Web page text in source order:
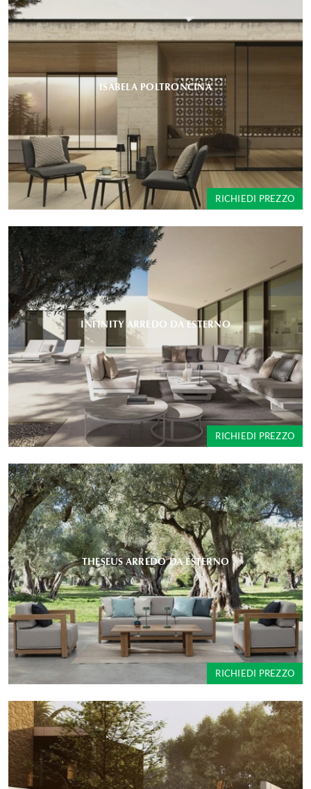
ISABELA POLTRONCINA
RICHIEDI PREZZO
INFINITY ARREDO DA ESTERNO
RICHIEDI PREZZO
THESEUS ARREDO DA ESTERNO
RICHIEDI PREZZO